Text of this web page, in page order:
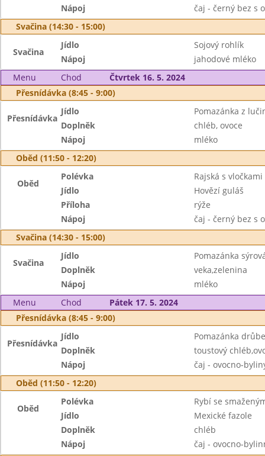
Nápoj
čaj - černý bez s
Svačina (14:30 - 15:00)
Svačina
Jídlo
Sojový rohlík
Nápoj
jahodové mléko
Menu
Chod
Čtvrtek 16. 5. 2024
Přesnídávka (8:45 - 9:00)
Přesnídávka
Jídlo
Pomazánka z
Doplněk
chléb, ovoce
Nápoj
mléko
Oběd (11:50 - 12:20)
Oběd
Polévka
Rajská s vločkami
Jídlo
Hovězí guláš
Příloha
rýže
Nápoj
čaj - černý bez s
Svačina (14:30 - 15:00)
Svačina
Jídlo
Pomazánka
Doplněk
veka,zelenina
Nápoj
mléko
Menu
Chod
Pátek 17. 5. 2024
Přesnídávka (8:45 - 9:00)
Přesnídávka
Jídlo
Pomazánka
Doplněk
toustový
Nápoj
čaj - ovocno-
Oběd (11:50 - 12:20)
Oběd
Polévka
Rybí se
Jídlo
Mexické fazole
Doplněk
chléb
Nápoj
čaj - ovocno-